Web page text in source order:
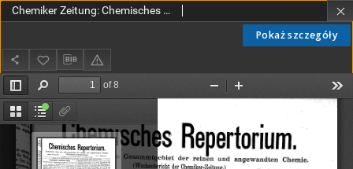
Pokaż szczegóły
Chemiker Zeitung: Chemisches Repertorium Jg. 10 Nr. 8 (1886)